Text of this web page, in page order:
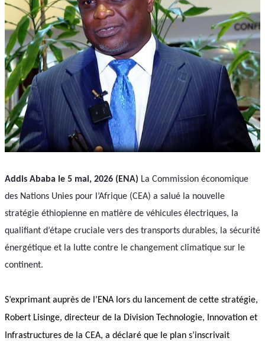
Addis Ababa le 5 mai, 2026 (ENA) La Commission économique
des Nations Unies pour l’Afrique (CEA) a salué la nouvelle
stratégie éthiopienne en matière de véhicules électriques, la
qualifiant d’étape cruciale vers des transports durables, la sécurité
énergétique et la lutte contre le changement climatique sur le
continent.
S’exprimant auprès de l’ENA lors du lancement de cette stratégie,
Robert Lisinge, directeur de la Division Technologie, Innovation et
Infrastructures de la CEA, a déclaré que le plan s’inscrivait